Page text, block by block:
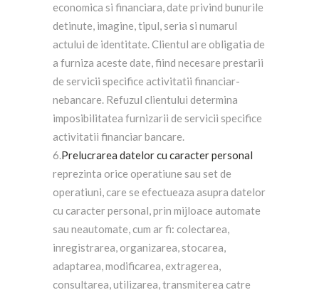
economica si financiara, date privind bunurile
detinute, imagine, tipul, seria si numarul
actului de identitate. Clientul are obligatia de
a furniza aceste date, fiind necesare prestarii
de servicii specifice activitatii financiar-
nebancare. Refuzul clientului determina
imposibilitatea furnizarii de servicii specifice
activitatii financiar bancare.
6.Prelucrarea datelor cu caracter personal
reprezinta orice operatiune sau set de
operatiuni, care se efectueaza asupra datelor
cu caracter personal, prin mijloace automate
sau neautomate, cum ar fi: colectarea,
inregistrarea, organizarea, stocarea,
adaptarea, modificarea, extragerea,
consultarea, utilizarea, transmiterea catre